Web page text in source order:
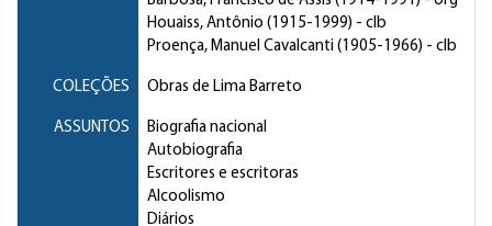
Houaiss, Antônio (1915-1999) - clb
Proença, Manuel Cavalcanti (1905-1966) - clb
COLEÇÕES Obras de Lima Barreto
ASSUNTOS
Biografia nacional
Autobiografia
Escritores e escritoras
Alcoolismo
Diários